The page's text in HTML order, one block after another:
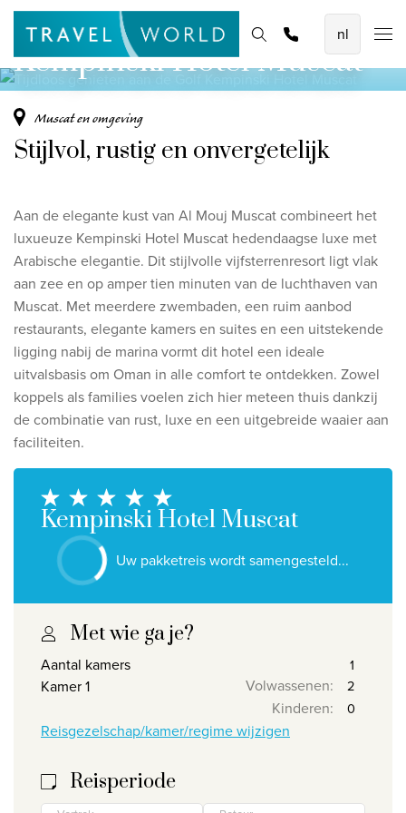
De mooiste vliegvakanties
Baoase Luxury Resort Curaçao
Lux* Grand Baie Resort Mauritius
Constance Halaveli Maldives
Bekijk alle vliegvakanties
Unieke rondreizen
8-daagse Emiraten Ontdekkingsreis
Fly & Drive - Kleuren van Yucatan
Ontdekking Sri Lanka
Bekijk alle rondreizen
Ontdek onze thema's
Huwelijksreis
Luxury
Bekijk alle thema's
De beste aanbiedingen
Dhigali Resort Maldives
Over Travelworld
Homepage Bestemmingen Thema's Promoties
Offerte aanvragen
Tijdloos genieten aan de Golf
Kempinski Hotel Muscat
Muscat en omgeving
Stijlvol, rustig en onvergetelijk
Aan de elegante kust van Al Mouj Muscat combineert het
luxueuze Kempinski Hotel Muscat hedendaagse luxe met
Arabische elegantie. Dit stijlvolle vijfsterrenresort ligt vlak
aan zee en op amper tien minuten van de luchthaven van
Muscat. Met meerdere zwembaden, een ruim aanbod
restaurants, elegante kamers en suites en een uitstekende
ligging nabij de marina vormt dit hotel een ideale
uitvalsbasis om Oman in alle comfort te ontdekken. Zowel
koppels als families voelen zich hier meteen thuis dankzij
de combinatie van rust, luxe en een uitgebreide waaier aan
faciliteiten.
Kempinski Hotel Muscat
Uw pakketreis wordt samengesteld...
Met wie ga je?
Aantal kamers
Kamer 1
Volwassenen:
Kinderen:
Reisgezelschap/kamer/regime wijzigen
Reisperiode